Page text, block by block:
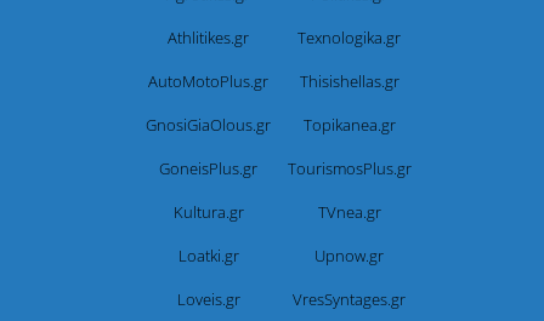
Athlitikes.gr
Texnologika.gr
AutoMotoPlus.gr
Thisishellas.gr
GnosiGiaOlous.gr
Topikanea.gr
GoneisPlus.gr
TourismosPlus.gr
Kultura.gr
TVnea.gr
Loatki.gr
Upnow.gr
Loveis.gr
VresSyntages.gr